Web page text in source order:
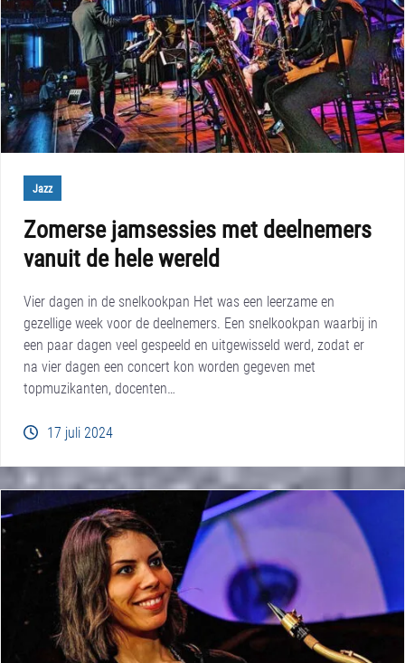
Jazz
Zomerse jamsessies met deelnemers
vanuit de hele wereld
Vier dagen in de snelkookpan Het was een leerzame en
gezellige week voor de deelnemers. Een snelkookpan waarbij in
een paar dagen veel gespeeld en uitgewisseld werd, zodat er
na vier dagen een concert kon worden gegeven met
topmuzikanten, docenten…
17 juli 2024